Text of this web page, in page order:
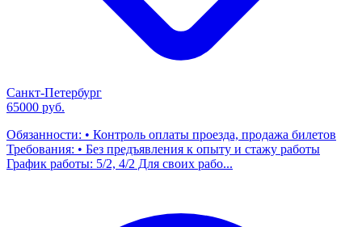
Санкт-Петербург
65000 руб.
Обязанности: • Контроль оплаты проезда, продажа билетов
Требования: • Без предъявления к опыту и стажу работы
График работы: 5/2, 4/2 Для своих рабо...